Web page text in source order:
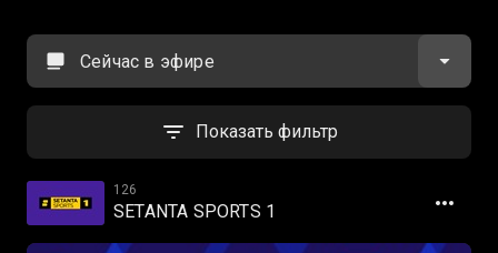
Показать фильтр
126
SETANTA SPORTS 1